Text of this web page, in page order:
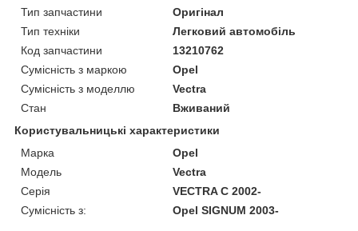
Тип запчастини
Оригінал
Тип техніки
Легковий автомобіль
Код запчастини
13210762
Сумісність з маркою
Opel
Сумісність з моделлю
Vectra
Стан
Вживаний
Користувальницькі характеристики
Марка
Opel
Модель
Vectra
Серія
VECTRA C 2002-
Сумісність з:
Opel SIGNUM 2003-